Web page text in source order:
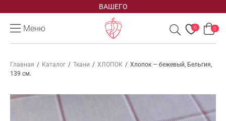
ВАШЕГО
Меню 0 0
Главная / Каталог / Ткани / ХЛОПОК / Хлопок — бежевый, Бельгия,
139 см.